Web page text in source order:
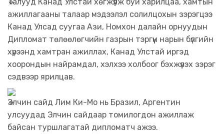
ажиллагааны талаар мэдээлэл солилцохын зэрэгцээ
Канад Улсад суугаа Ази, Номхон далайн орнуудын
Дипломат төлөөлөгчийн газрын тэргүүн нарын бүлгийн
хүрээнд хамтран ажиллах, Канад Улстай иргэд
хоорондын найрамдал, хэлхээ холбоог бэхжүүлэх зэрэг
сэдвээр ярилцав.
Элчин сайд Лим Ки-Мо нь Бразил, Аргентин
улсуудад Элчин сайдаар томилогдон ажиллаж
байсан туршлагатай дипломатч ажээ.